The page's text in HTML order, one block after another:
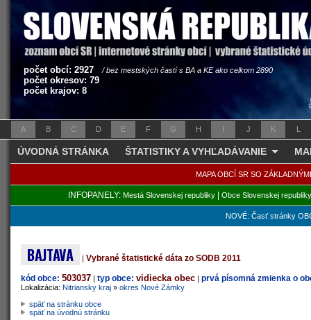
počet obcí: 2927 / bez mestských častí s BA a KE ako celkom 2890
počet okresov: 79
počet krajov: 8
A B C D E F G H I J K L
ÚVODNÁ STRÁNKA ŠTATISTIKY A VYHĽADÁVANIE
MAPA OBCÍ SR SO
INFOPANELY: Mestá Slovenskej republiky| Obce Slovenskej republiky
NOVÉ: Časť stránky
BAJTAVA | Vybrané štatistické dáta zo SODB 2011
kód obce: 503037 | typ obce: vidiecka obec | prvá písomná zmienka o
Lokalizácia: Nitriansky kraj » okres Nové Zámky
späť na stránku obce
späť na úvodnú stránku